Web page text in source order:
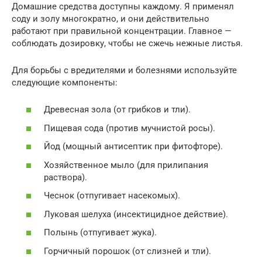
Домашние средства доступны каждому. Я применял
соду и золу многократно, и они действительно
работают при правильной концентрации. Главное —
соблюдать дозировку, чтобы не сжечь нежные листья.
Для борьбы с вредителями и болезнями используйте
следующие компоненты:
Древесная зола (от грибков и тли).
Пищевая сода (против мучнистой росы).
Йод (мощный антисептик при фитофторе).
Хозяйственное мыло (для прилипания
раствора).
Чеснок (отпугивает насекомых).
Луковая шелуха (инсектицидное действие).
Полынь (отпугивает жука).
Горчичный порошок (от слизней и тли).